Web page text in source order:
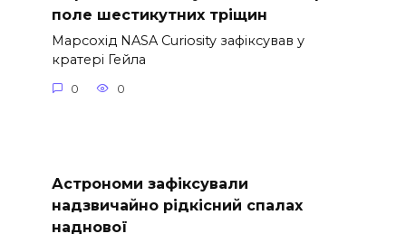
поле шестикутних тріщин
Марсохід NASA Curiosity зафіксував у
кратері Гейла
0 0
Астрономи зафіксували
надзвичайно рідкісний спалах
наднової